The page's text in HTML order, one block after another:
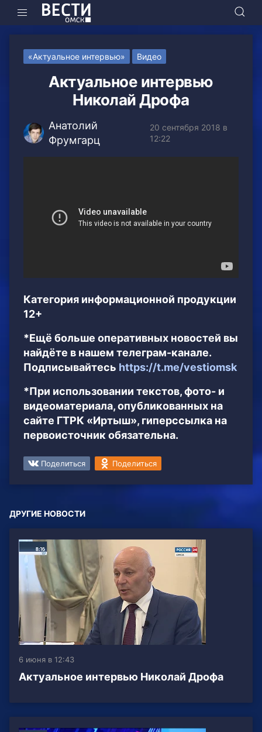
«Актуальное интервью» Видео
Актуальное интервью
Николай Дрофа
Анатолий
Фрумгарц
20 сентября 2018 в
12:22
Категория информационной продукции
12+
*Ещё больше оперативных новостей вы
найдёте в нашем телеграм-канале.
Подписывайтесь https://t.me/vestiomsk
*При использовании текстов, фото- и
видеоматериала, опубликованных на
сайте ГТРК «Иртыш», гиперссылка на
первоисточник обязательна.
Поделиться Поделиться
ДРУГИЕ НОВОСТИ
6 июня в 12:43
Актуальное интервью Николай Дрофа